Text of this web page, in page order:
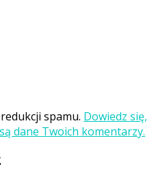
spamu. Dowiedz się,
dane Twoich komentarzy.